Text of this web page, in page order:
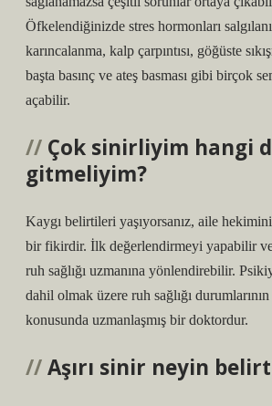
Öfkelendiğinizde stres hormonları
karıncalanma, kalp çarpıntısı, göğüste
başta basınç ve ateş basması gibi birçok
açabilir.
Çok sinirliyim hangi
gitmeliyim?
Kaygı belirtileri yaşıyorsanız, aile
bir fikirdir. İlk değerlendirmeyi yapabilir
ruh sağlığı uzmanına yönlendirebilir.
dahil olmak üzere ruh sağlığı
konusunda uzmanlaşmış bir doktordur.
Aşırı sinir neyin